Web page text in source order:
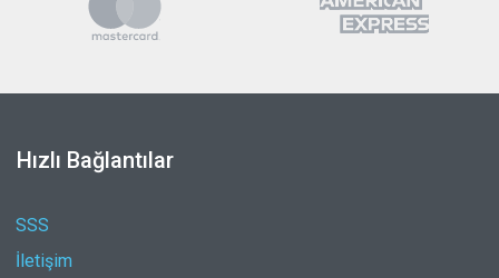
Hızlı Bağlantılar
SSS
İletişim